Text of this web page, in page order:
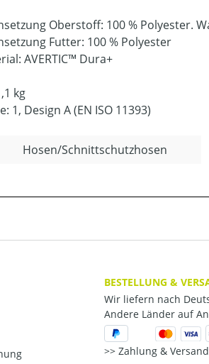
Oberstoff: 100 % Polyester.
Futter: 100 % Polyester
AVERTIC™ Dura+
kg
1, Design A (EN ISO 11393)
Hosen/Schnittschutzhosen
BESTELLUNG &
Wir liefern nach
Andere Länder auf
Zahlung & Versand